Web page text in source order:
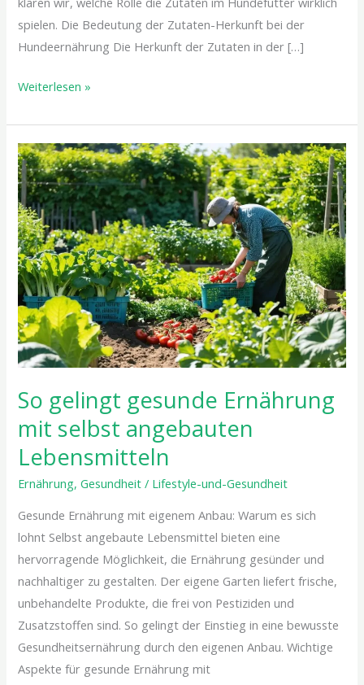
spielen. Die Bedeutung der Zutaten-Herkunft bei der
Hundeernährung Die Herkunft der Zutaten in der […]
Weiterlesen »
So gelingt gesunde Ernährung
mit selbst angebauten
Lebensmitteln
Ernährung,Gesundheit / Lifestyle-und-Gesundheit
Gesunde Ernährung mit eigenem Anbau: Warum es sich
lohnt Selbst angebaute Lebensmittel bieten eine
hervorragende Möglichkeit, die Ernährung gesünder und
nachhaltiger zu gestalten. Der eigene Garten liefert frische,
unbehandelte Produkte, die frei von Pestiziden und
Zusatzstoffen sind. So gelingt der Einstieg in eine bewusste
Gesundheitsernährung durch den eigenen Anbau. Wichtige
Aspekte für gesunde Ernährung mit
So
gelingt
gesunde
Ernährung
mit
selbst
angebauten
Lebensmitteln